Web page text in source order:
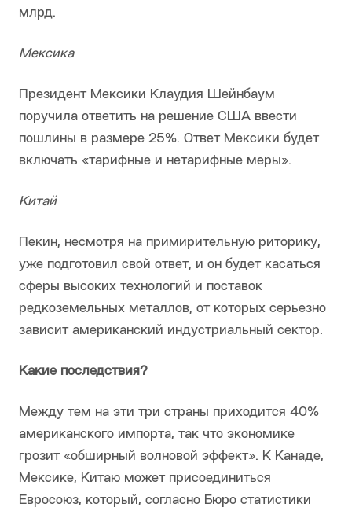
млрд.
Мексика
Президент Мексики Клаудия Шейнбаум
поручила ответить на решение США ввести
пошлины в размере 25%. Ответ Мексики будет
включать «тарифные и нетарифные меры».
Китай
Пекин, несмотря на примирительную риторику,
уже подготовил свой ответ, и он будет касаться
сферы высоких технологий и поставок
редкоземельных металлов, от которых серьезно
зависит американский индустриальный сектор.
Какие последствия?
Между тем на эти три страны приходится 40%
американского импорта, так что экономике
грозит «обширный волновой эффект». К Канаде,
Мексике, Китаю может присоединиться
Евросоюз, который, согласно Бюро статистики